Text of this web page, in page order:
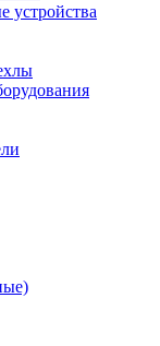
устройства